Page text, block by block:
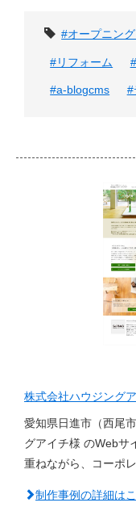
タグ
#オープニン
#リフォーム
#a-blogcms #
株式会社ハウジング
愛知県日進市（西尾
グアイチ様 のWebサ
重ねながら、コーポ
制作事例の詳細は